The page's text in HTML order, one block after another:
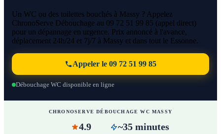
Un WC ou des toilettes bouchés à Massy ? Appelez
ChronoServe Débouchage au 09 72 51 99 85 (appel direct)
pour un dépannage en urgence. Prix annoncé à l'avance,
déplacement 24h/24 et 7j/7 à Massy et dans tout le Essonne.
Appeler le 09 72 51 99 85
Débouchage WC disponible en ligne
CHRONOSERVE DÉBOUCHAGE WC MASSY
4.9 ~35 minutes